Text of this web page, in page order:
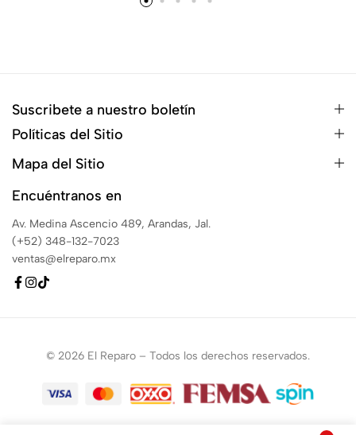
Suscribete a nuestro boletín
Políticas del Sitio
Mapa del Sitio
Encuéntranos en
Av. Medina Ascencio 489, Arandas, Jal.
(+52) 348-132-7023
ventas@elreparo.mx
© 2026 El Reparo – Todos los derechos reservados.